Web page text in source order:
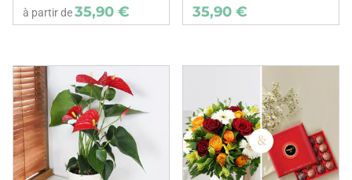
à partir de35,90 € 35,90 €